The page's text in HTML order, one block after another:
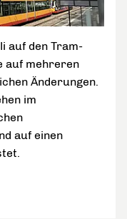
auf den Tram-
auf mehreren
Änderungen.
im
auf einen